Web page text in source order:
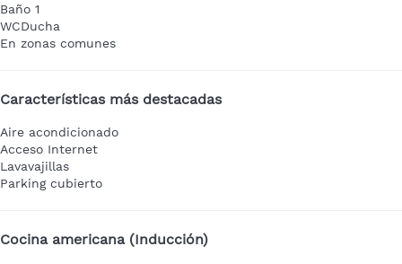
Baño 1
WCDucha
En zonas comunes
Características más destacadas
Aire acondicionado
Acceso Internet
Lavavajillas
Parking cubierto
Cocina americana (Inducción)